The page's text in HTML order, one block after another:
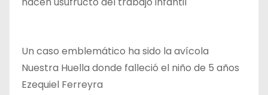
Un caso emblemático ha sido la avícola
Nuestra Huella donde falleció el niño de 5 años
Ezequiel Ferreyra